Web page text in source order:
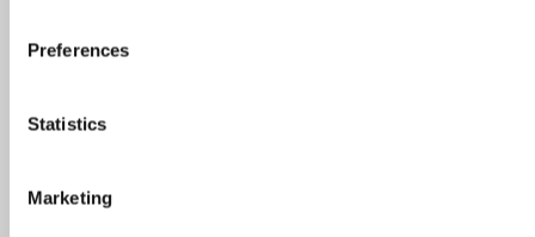
Preferences
Statistics
Marketing
kannattaa kokea